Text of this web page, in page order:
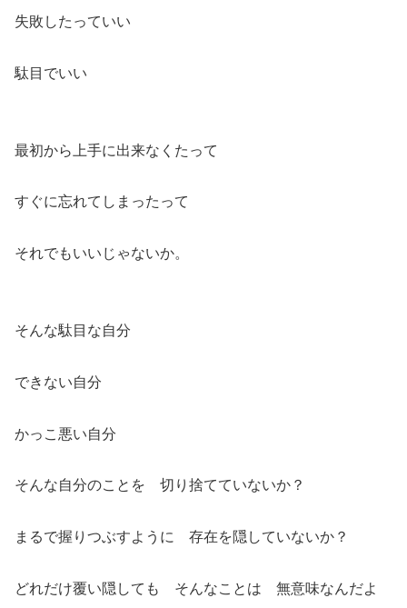
失敗したっていい
駄目でいい
最初から上手に出来なくたって
すぐに忘れてしまったって
それでもいいじゃないか。
そんな駄目な自分
できない自分
かっこ悪い自分
そんな自分のことを 切り捨てていないか？
まるで握りつぶすように 存在を隠していないか？
どれだけ覆い隠しても そんなことは 無意味なんだよ